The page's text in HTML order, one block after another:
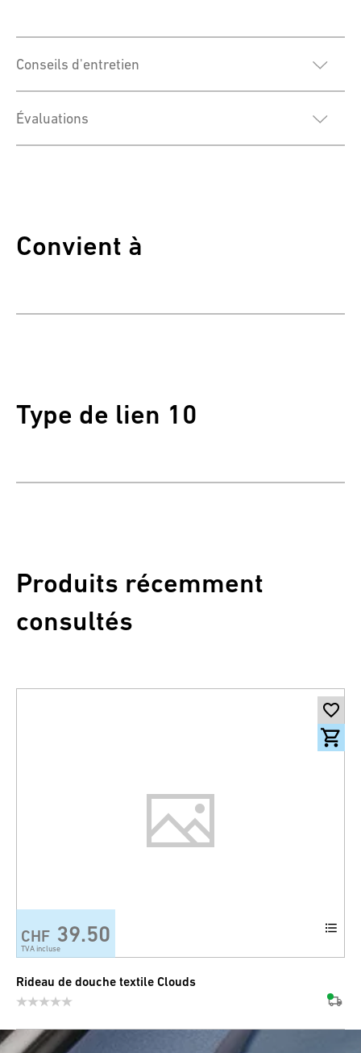
Conseils d'entretien
Évaluations
Convient à
Type de lien 10
Produits récemment
consultés
CHF 39.50
TVA incluse
Rideau de douche textile Clouds